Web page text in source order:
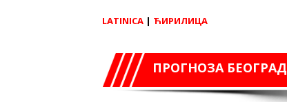
LATINICA | ЋИРИЛИЦА
ПРОГНОЗА БЕОГРАД